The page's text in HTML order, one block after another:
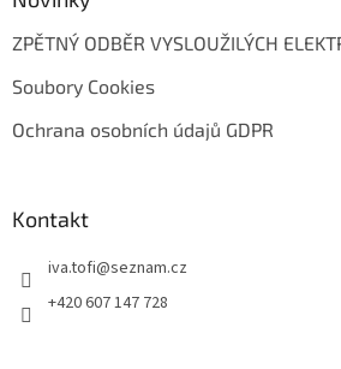
ZPĚTNÝ ODBĚR VYSLOUŽILÝCH
Soubory Cookies
Ochrana osobních údajů GDPR
Kontakt
iva.tofi@seznam.cz
+420 607 147 728